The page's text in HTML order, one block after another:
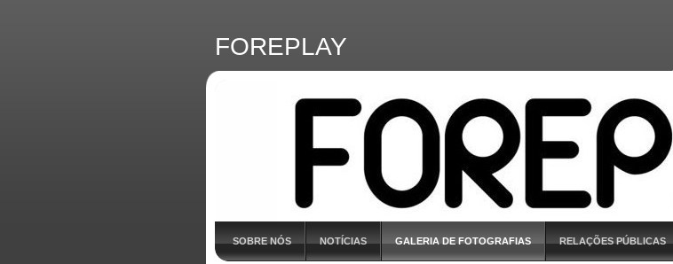
FOREPLAY
SOBRE NÓS NOTÍCIAS GALERIA DE FOTOGRAFIAS RELAÇÕES PÚBLICAS